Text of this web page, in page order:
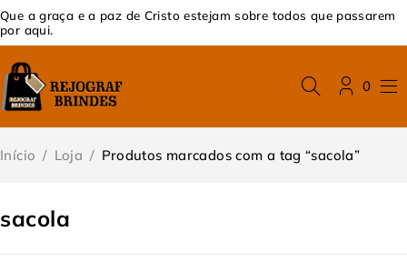
Que a graça e a paz de Cristo estejam sobre todos que passarem
por aqui.
0
sacola
Início / Loja / Produtos marcados com a tag “sacola”